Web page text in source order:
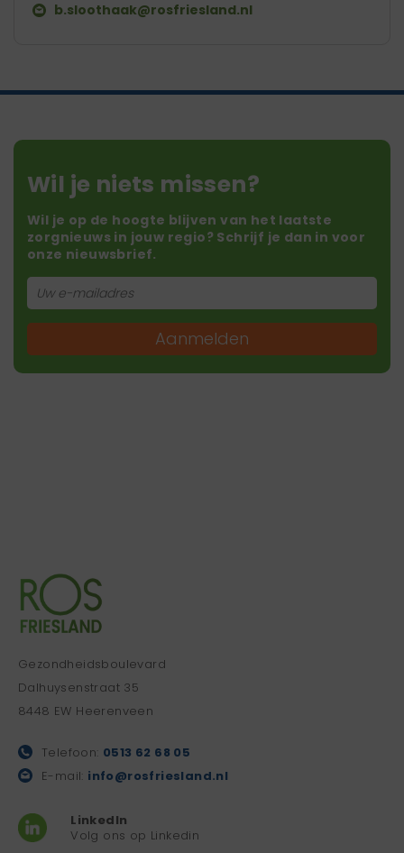
b.sloothaak@rosfriesland.nl
Wil je niets missen?
Wil je op de hoogte blijven van het laatste
zorgnieuws in jouw regio? Schrijf je dan in voor
onze nieuwsbrief.
Aanmelden
Gezondheidsboulevard
Dalhuysenstraat 35
8448 EW Heerenveen
Telefoon: 0513 62 68 05
E-mail: info@rosfriesland.nl
LinkedIn
Volg ons op Linkedin